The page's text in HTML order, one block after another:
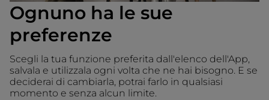
Ognuno ha le sue
preferenze
Scegli la tua funzione preferita dall'elenco dell'App,
salvala e utilizzala ogni volta che ne hai bisogno. E se
deciderai di cambiarla, potrai farlo in qualsiasi
momento e senza alcun limite.